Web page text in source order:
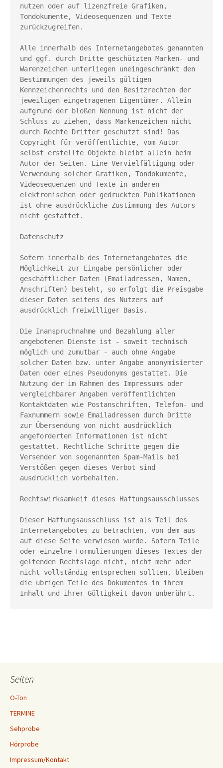
nutzen oder auf lizenzfreie Grafiken,
Tondokumente, Videosequenzen und Texte
zurückzugreifen.
Alle innerhalb des Internetangebotes genannten
und ggf. durch Dritte geschützten Marken- und
Warenzeichen unterliegen uneingeschränkt den
Bestimmungen des jeweils gültigen
Kennzeichenrechts und den Besitzrechten der
jeweiligen eingetragenen Eigentümer. Allein
aufgrund der bloßen Nennung ist nicht der
Schluss zu ziehen, dass Markenzeichen nicht
durch Rechte Dritter geschützt sind! Das
Copyright für veröffentlichte, vom Autor
selbst erstellte Objekte bleibt allein beim
Autor der Seiten. Eine Vervielfältigung oder
Verwendung solcher Grafiken, Tondokumente,
Videosequenzen und Texte in anderen
elektronischen oder gedruckten Publikationen
ist ohne ausdrückliche Zustimmung des Autors
nicht gestattet.
Datenschutz
Sofern innerhalb des Internetangebotes die
Möglichkeit zur Eingabe persönlicher oder
geschäftlicher Daten (Emailadressen, Namen,
Anschriften) besteht, so erfolgt die Preisgabe
dieser Daten seitens des Nutzers auf
ausdrücklich freiwilliger Basis.
Die Inanspruchnahme und Bezahlung aller
angebotenen Dienste ist - soweit technisch
möglich und zumutbar - auch ohne Angabe
solcher Daten bzw. unter Angabe anonymisierter
Daten oder eines Pseudonyms gestattet. Die
Nutzung der im Rahmen des Impressums oder
vergleichbarer Angaben veröffentlichten
Kontaktdaten wie Postanschriften, Telefon- und
Faxnummern sowie Emailadressen durch Dritte
zur Übersendung von nicht ausdrücklich
angeforderten Informationen ist nicht
gestattet. Rechtliche Schritte gegen die
Versender von sogenannten Spam-Mails bei
Verstößen gegen dieses Verbot sind
ausdrücklich vorbehalten.
Rechtswirksamkeit dieses Haftungsausschlusses
Dieser Haftungsausschluss ist als Teil des
Internetangebotes zu betrachten, von dem aus
auf diese Seite verwiesen wurde. Sofern Teile
oder einzelne Formulierungen dieses Textes der
geltenden Rechtslage nicht, nicht mehr oder
nicht vollständig entsprechen sollten, bleiben
die übrigen Teile des Dokumentes in ihrem
Inhalt und ihrer Gültigkeit davon unberührt.
Seiten
O-Ton
TERMINE
Sehprobe
Hörprobe
Impressum/Kontakt